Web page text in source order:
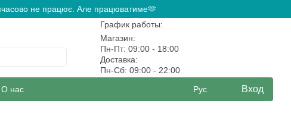
не працює. Але працюватиме🫶
График работы:
Магазин:
Пн-Пт: 09:00 - 18:00
Доставка:
Пн-Сб: 09:00 - 22:00
О нас Рус Вход